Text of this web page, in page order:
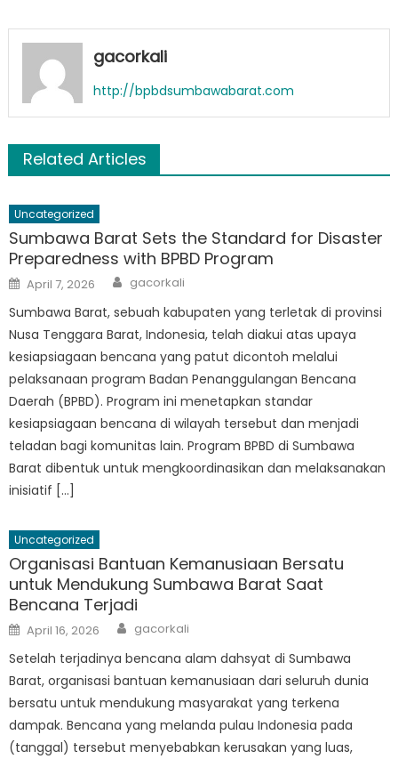
gacorkali
http://bpbdsumbawabarat.com
Related Articles
Uncategorized
Sumbawa Barat Sets the Standard for Disaster
Preparedness with BPBD Program
Posted
on
April 7, 2026 Author
gacorkali
Sumbawa Barat, sebuah kabupaten yang terletak di provinsi
Nusa Tenggara Barat, Indonesia, telah diakui atas upaya
kesiapsiagaan bencana yang patut dicontoh melalui
pelaksanaan program Badan Penanggulangan Bencana
Daerah (BPBD). Program ini menetapkan standar
kesiapsiagaan bencana di wilayah tersebut dan menjadi
teladan bagi komunitas lain. Program BPBD di Sumbawa
Barat dibentuk untuk mengkoordinasikan dan melaksanakan
inisiatif […]
Uncategorized
Organisasi Bantuan Kemanusiaan Bersatu
untuk Mendukung Sumbawa Barat Saat
Bencana Terjadi
Posted
on
April 16, 2026 Author
gacorkali
Setelah terjadinya bencana alam dahsyat di Sumbawa
Barat, organisasi bantuan kemanusiaan dari seluruh dunia
bersatu untuk mendukung masyarakat yang terkena
dampak. Bencana yang melanda pulau Indonesia pada
(tanggal) tersebut menyebabkan kerusakan yang luas,